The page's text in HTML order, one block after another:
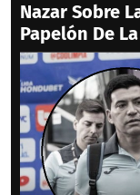
Nazar Sobre
Papelón De